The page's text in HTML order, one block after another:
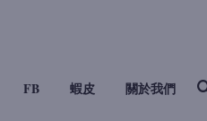
FB 蝦皮 關於我們